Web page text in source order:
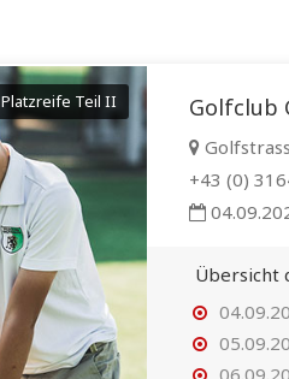
Platzreife Teil II Golfclub
+43 (0)
Übersicht